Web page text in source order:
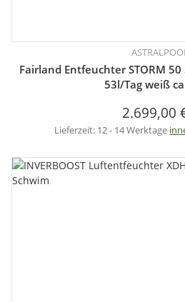
Fairland Entfeuchter STORM 50
53l/Tag weiß
2.699,00
Lieferzeit: 12 - 14 Werktage